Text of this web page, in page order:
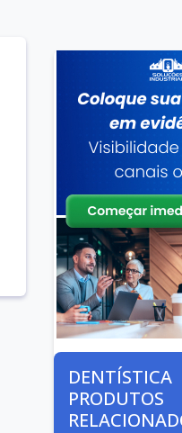
DENTÍSTICA
PRODUTOS